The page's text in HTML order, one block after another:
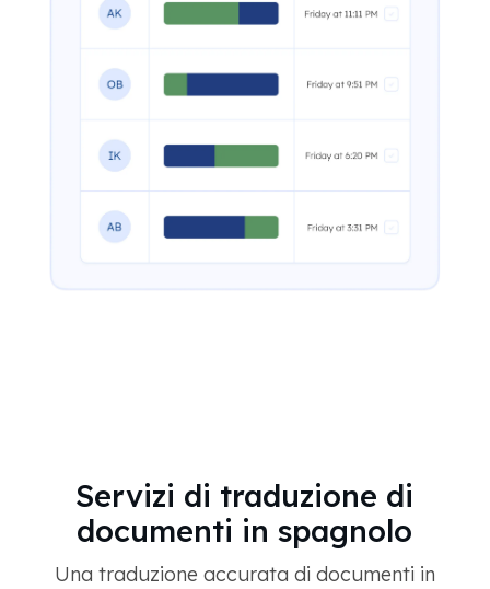
Servizi di traduzione di
documenti in spagnolo
Una traduzione accurata di documenti in